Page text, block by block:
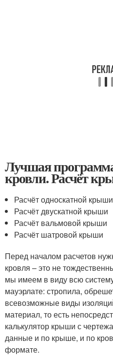
Лучшая
кровли. Расчёт
Расчёт односкатной крыши
Расчёт двускатной крыши
Расчёт вальмовой крыши
Расчёт шатровой крыши
Перед началом расчетов
кровля – это не
мы имеем в виду всю
мауэрлате: стропила,
всевозможные виды
материал, то есть
калькулятор крыши с
данные и по крыше, и по
формате.